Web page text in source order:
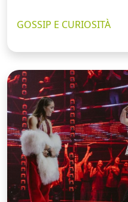
GOSSIP E CURIOSITÀ